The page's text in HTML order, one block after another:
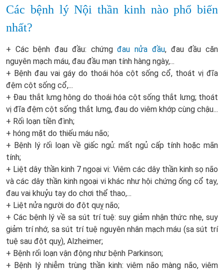
Các bệnh lý Nội thần kinh nào phổ biến
nhất?
+ Các bệnh đau đầu: chứngđau nửa đầu, đau đầu căn
nguyên mạch máu, đau đầu mạn tính hàng ngày,...
+ Bệnh đau vai gáy do thoái hóa cột sống cổ, thoát vị đĩa
đệm cột sống cổ,...
+ Đau thắt lưng hông do thoái hóa cột sống thắt lưng; thoát
vị đĩa đệm cột sống thắt lưng, đau do viêm khớp cùng chậu...
+ Rối loạn tiền đình;
+ hóng mặt do thiếu máu não;
+ Bệnh lý rối loạn về giấc ngủ: mất ngủ cấp tính hoặc mãn
tính;
+ Liệt dây thần kinh 7 ngoại vi: Viêm các dây thần kinh sọ não
và các dây thần kinh ngoại vi khác như hội chứng ống cổ tay,
đau vai khuỷu tay do chơi thể thao,...
+ Liệt nửa người do đột quỵ não;
+ Các bệnh lý về sa sút trí tuệ: suy giảm nhận thức nhẹ, suy
giảm trí nhớ, sa sút trí tuệ nguyên nhân mạch máu (sa sút trí
tuệ sau đột quỵ), Alzheimer;
+ Bệnh rối loạn vận động như bệnh Parkinson;
+ Bệnh lý nhiễm trùng thần kinh: viêm não màng não, viêm